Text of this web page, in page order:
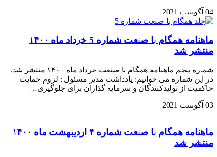
04 آگوست 2021
ماهنامه همگام با صنعت شماره 5 خرداد ماه ۱۴۰۰
منتشر شد
شماره پنجم ماهنامه همگام با صنعت خرداد ماه ۱۴۰۰ منتشر شد.
در این شماره می خوانیم: یادداشت مدیر مسئول : لزوم حمایت
حاکمیت از تولیدکنندگان و سرمایه گذاران برای جلوگیری…
03 آگوست 2021
ماهنامه همگام با صنعت شماره ۴ اردیبهشت ماه ۱۴۰۰
منتشر شد